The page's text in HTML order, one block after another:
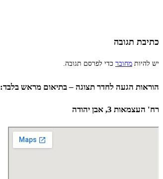
כתיבת תגובה
יש להיות מחובר כדי לפרסם תגובה.
הוראות הגעה לחדר תצוגה – בתיאום מראש בלבד:
רח' העצמאות 3, אבן יהודה